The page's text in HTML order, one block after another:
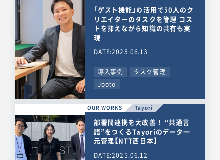
「ゲスト機能」の活用で50人のク
リエイターのタスクを管理 コス
トを抑えながら知識の共有も実
現
DATE:2025.06.13
導入事例
タスク管理
Jooto
OUR WORKS Tayori
部署間連携を大改善！ “共通言
語”をつくるTayoriのデータ一
元管理【NTT西日本】
DATE:2025.06.12